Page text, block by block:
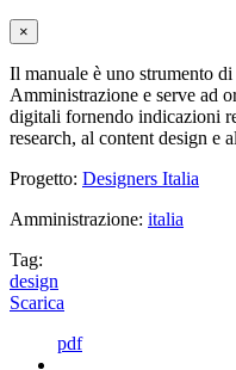
×
Il manuale è uno strumento
Amministrazione e serve ad
digitali fornendo indicazioni
research, al content design e
Progetto: Designers Italia
Amministrazione: italia
Tag:
design
Scarica
pdf